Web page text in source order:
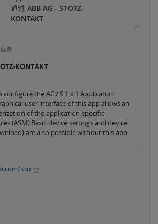
通过 ABB AG - STOTZ-
KONTAKT
费
KONTAKT
configure the AC / S 1.x.1 Application
user interface of this app allows an
of the application-specific
(ASM).Basic device settings and device
are also possible without this app.
knx